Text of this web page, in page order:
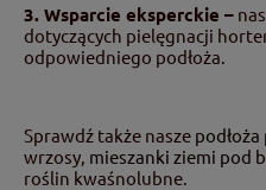
3. Wsparcie eksperckie –
dotyczących pielęgnacji
odpowiedniego podłoża.
Sprawdź także nasze
wrzosy, mieszanki ziemi pod
roślin kwaśnolubne.